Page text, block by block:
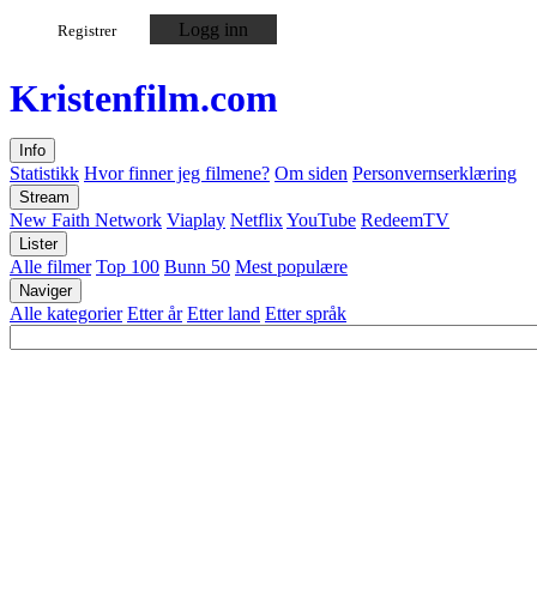
Registrer Logg inn
Kristenfilm.com
Info
Statistikk Hvor finner jeg filmene? Om siden Personvernserklæring
Stream
New Faith Network Viaplay NetflixYouTube RedeemTV
Lister
Alle filmer Top 100 Bunn 50 Mest populære
Naviger
Alle kategorier Etter år Etter land Etter språk